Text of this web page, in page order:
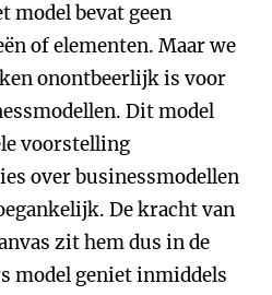
model bevat geen
of elementen. Maar we
onontbeerlijk is voor
Dit model
voorstelling
over businessmodellen
De kracht van
zit hem dus in de
model geniet inmiddels